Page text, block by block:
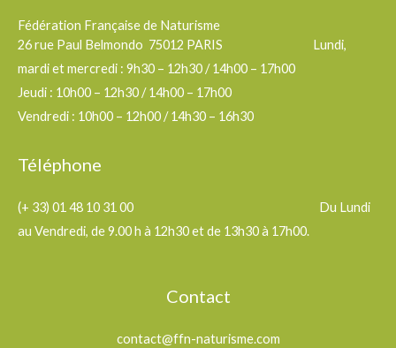
Fédération Française de Naturisme
26 rue Paul Belmondo 75012 PARIS Lundi,
mardi et mercredi : 9h30 – 12h30 / 14h00 – 17h00
Jeudi : 10h00 – 12h30 / 14h00 – 17h00
Vendredi : 10h00 – 12h00 / 14h30 – 16h30
Téléphone
(+ 33) 01 48 10 31 00 Du Lundi
au Vendredi, de 9.00 h à 12h30 et de 13h30 à 17h00.
Contact
contact@ffn-naturisme.com